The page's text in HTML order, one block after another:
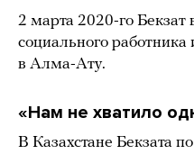
2 марта 2020-го Бекзат
социального
в Алма-Ату.
«Нам не хватило
В Казахстане Бекзата